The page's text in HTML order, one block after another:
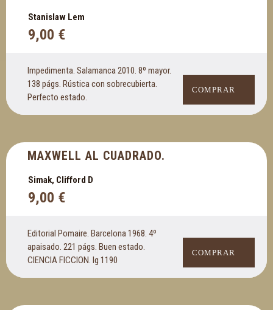
Stanislaw Lem
9,00 €
Impedimenta. Salamanca 2010. 8º mayor.
138 págs. Rústica con sobrecubierta.
Perfecto estado.
COMPRAR
MAXWELL AL CUADRADO.
Simak, Clifford D
9,00 €
Editorial Pomaire. Barcelona 1968. 4º
apaisado. 221 págs. Buen estado.
CIENCIA FICCION. Ig 1190
COMPRAR